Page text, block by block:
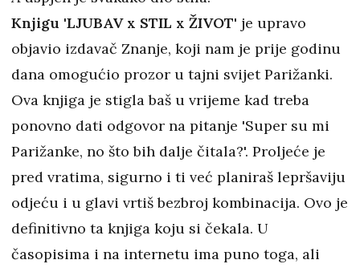
Knjigu 'LJUBAV x STIL x ŽIVOT' je upravo
objavio izdavač Znanje, koji nam je prije godinu
dana omogućio prozor u tajni svijet Parižanki.
Ova knjiga je stigla baš u vrijeme kad treba
ponovno dati odgovor na pitanje 'Super su mi
Parižanke, no što bih dalje čitala?'. Proljeće je
pred vratima, sigurno i ti već planiraš lepršaviju
odjeću i u glavi vrtiš bezbroj kombinacija. Ovo je
definitivno ta knjiga koju si čekala. U
časopisima i na internetu ima puno toga, ali